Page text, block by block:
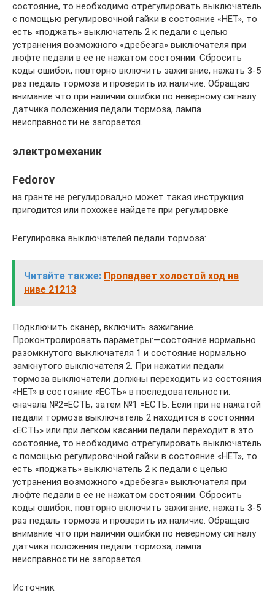
состояние, то необходимо отрегулировать выключатель
с помощью регулировочной гайки в состояние «НЕТ», то
есть «поджать» выключатель 2 к педали с целью
устранения возможного «дребезга» выключателя при
люфте педали в ее не нажатом состоянии. Сбросить
коды ошибок, повторно включить зажигание, нажать 3-5
раз педаль тормоза и проверить их наличие. Обращаю
внимание что при наличии ошибки по неверному сигналу
датчика положения педали тормоза, лампа
неисправности не загорается.
электромеханик
Fedorov
на гранте не регулировал,но может такая инструкция
пригодится или похожее найдете при регулировке
Регулировка выключателей педали тормоза:
Читайте также: Пропадает холостой ход на
ниве 21213
Подключить сканер, включить зажигание.
Проконтролировать параметры:—состояние нормально
разомкнутого выключателя 1 и состояние нормально
замкнутого выключателя 2. При нажатии педали
тормоза выключатели должны переходить из состояния
«НЕТ» в состояние «ЕСТЬ» в последовательности:
сначала №2=ЕСТЬ, затем №1 =ЕСТЬ. Если при не нажатой
педали тормоза выключатель 2 находится в состоянии
«ЕСТЬ» или при легком касании педали переходит в это
состояние, то необходимо отрегулировать выключатель
с помощью регулировочной гайки в состояние «НЕТ», то
есть «поджать» выключатель 2 к педали с целью
устранения возможного «дребезга» выключателя при
люфте педали в ее не нажатом состоянии. Сбросить
коды ошибок, повторно включить зажигание, нажать 3-5
раз педаль тормоза и проверить их наличие. Обращаю
внимание что при наличии ошибки по неверному сигналу
датчика положения педали тормоза, лампа
неисправности не загорается.
Источник